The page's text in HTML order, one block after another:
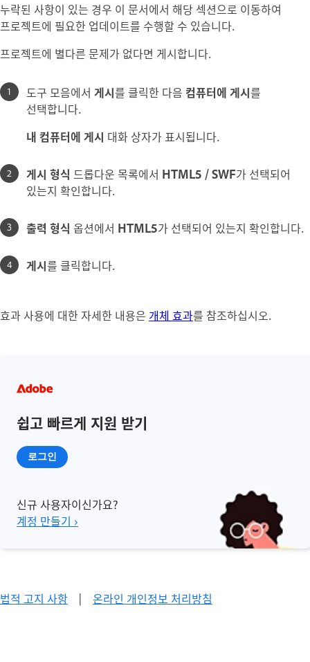
누락된 사항이 있는 경우 이 문서에서 해당 섹션으로 이동하여
프로젝트에 필요한 업데이트를 수행할 수 있습니다.
프로젝트에 별다른 문제가 없다면 게시합니다.
도구 모음에서 게시를 클릭한 다음 컴퓨터에 게시를
선택합니다.
내 컴퓨터에 게시 대화 상자가 표시됩니다.
게시 형식 드롭다운 목록에서 HTML5 / SWF가 선택되어
있는지 확인합니다.
출력 형식 옵션에서 HTML5가 선택되어 있는지 확인합니다.
게시를 클릭합니다.
효과 사용에 대한 자세한 내용은 개체 효과를 참조하십시오.
쉽고 빠르게 지원 받기
로그인
신규 사용자이신가요?
계정 만들기 ›
법적 고지 사항 | 온라인 개인정보 처리방침